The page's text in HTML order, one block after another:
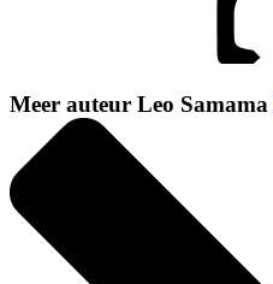
Meer auteur Leo Samama